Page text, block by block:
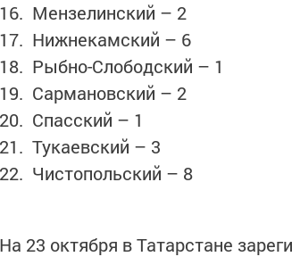
16. Мензелинский – 2
17. Нижнекамский – 6
18. Рыбно-Слободский – 1
19. Сармановский – 2
20. Спасский – 1
21. Тукаевский – 3
22. Чистопольский – 8
На 23 октября в Татарстане